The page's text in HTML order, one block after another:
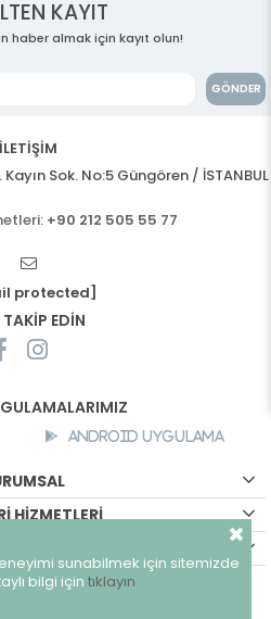
KAYIT
haber almak için kayıt olun!
GÖNDER
İLETİŞİM
Sok. No:5 Güngören / İSTANBUL
+90 212 505 55 77
protected]
EDİN
Android Uygulama
HİZMETLERİ
Tüm hakları saklıdır.
sunabilmek için sitemizde
bilgi için tıklayın